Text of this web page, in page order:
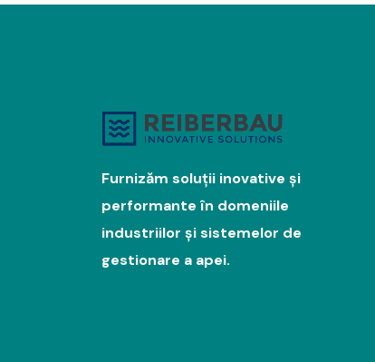
Furnizăm soluții inovative și
performante în domeniile
industriilor și sistemelor de
gestionare a apei.